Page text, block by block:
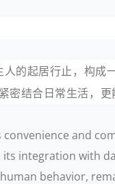
的起居行止，构成
结合日常生活，更
and
integration with
behavior,